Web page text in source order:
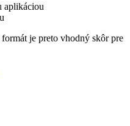
aplikáciou
je preto vhodný skôr pre